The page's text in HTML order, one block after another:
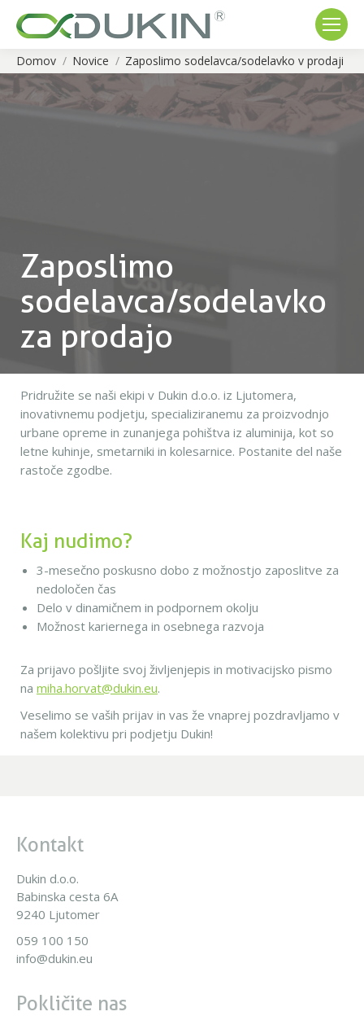
You are here:
Domov Novice Zaposlimo sodelavca/sodelavko v prodaji
Zaposlimo
sodelavca/sodelavko
za prodajo
Pridružite se naši ekipi v Dukin d.o.o. iz Ljutomera,
inovativnemu podjetju, specializiranemu za proizvodnjo
urbane opreme in zunanjega pohištva iz aluminija, kot so
letne kuhinje, smetarniki in kolesarnice. Postanite del naše
rastoče zgodbe.
Kaj nudimo?
3-mesečno poskusno dobo z možnostjo zaposlitve za
nedoločen čas
Delo v dinamičnem in podpornem okolju
Možnost kariernega in osebnega razvoja
Za prijavo pošljite svoj življenjepis in motivacijsko pismo
na miha.horvat@dukin.eu.
Veselimo se vaših prijav in vas že vnaprej pozdravljamo v
našem kolektivu pri podjetju Dukin!
Kontakt
Dukin d.o.o.
Babinska cesta 6A
9240 Ljutomer
059 100 150
info@dukin.eu
Pokličite nas